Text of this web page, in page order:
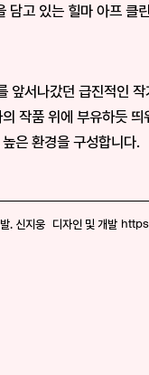
담⁠고 있⁠는 힐⁠마 아⁠프
서⁠나⁠갔⁠던 급⁠진⁠적⁠인
작⁠품 위⁠에 부⁠유⁠하⁠듯
은 환⁠경⁠을 구⁠성⁠합⁠니⁠다⁠.
. 신지웅 디자인 및 개발